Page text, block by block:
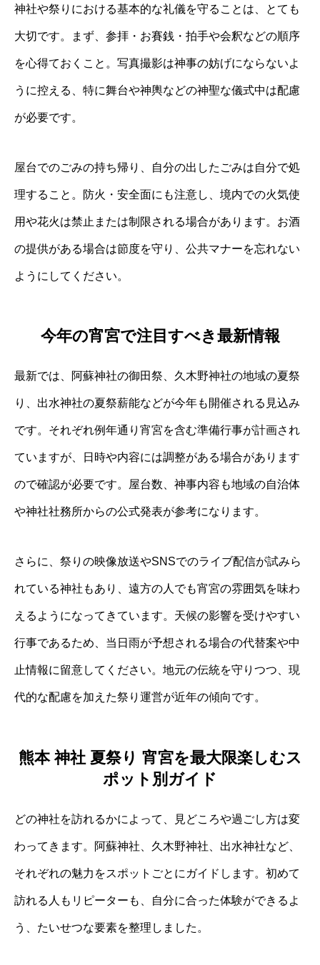
神社や祭りにおける基本的な礼儀を守ることは、とても
大切です。まず、参拝・お賽銭・拍手や会釈などの順序
を心得ておくこと。写真撮影は神事の妨げにならないよ
うに控える、特に舞台や神輿などの神聖な儀式中は配慮
が必要です。
屋台でのごみの持ち帰り、自分の出したごみは自分で処
理すること。防火・安全面にも注意し、境内での火気使
用や花火は禁止または制限される場合があります。お酒
の提供がある場合は節度を守り、公共マナーを忘れない
ようにしてください。
今年の宵宮で注目すべき最新情報
最新では、阿蘇神社の御田祭、久木野神社の地域の夏祭
り、出水神社の夏祭薪能などが今年も開催される見込み
です。それぞれ例年通り宵宮を含む準備行事が計画され
ていますが、日時や内容には調整がある場合があります
ので確認が必要です。屋台数、神事内容も地域の自治体
や神社社務所からの公式発表が参考になります。
さらに、祭りの映像放送やSNSでのライブ配信が試みら
れている神社もあり、遠方の人でも宵宮の雰囲気を味わ
えるようになってきています。天候の影響を受けやすい
行事であるため、当日雨が予想される場合の代替案や中
止情報に留意してください。地元の伝統を守りつつ、現
代的な配慮を加えた祭り運営が近年の傾向です。
熊本 神社 夏祭り 宵宮を最大限楽しむス
ポット別ガイド
どの神社を訪れるかによって、見どころや過ごし方は変
わってきます。阿蘇神社、久木野神社、出水神社など、
それぞれの魅力をスポットごとにガイドします。初めて
訪れる人もリピーターも、自分に合った体験ができるよ
う、たいせつな要素を整理しました。